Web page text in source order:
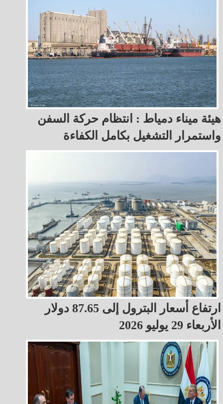
هيئة ميناء دمياط : انتظام حركة السفن
واستمرار التشغيل بكامل الكفاءة
ارتفاع أسعار البترول إلى 87.65 دولار
الأربعاء 29 يوليو 2026